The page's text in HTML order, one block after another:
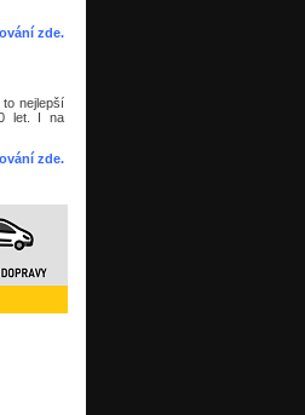
zde.
nejlepší
let. I na
zde.